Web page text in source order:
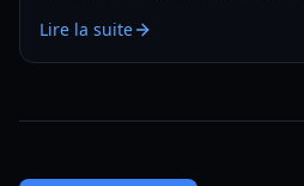
améliorations efficaces en 2026.
Lire la suite